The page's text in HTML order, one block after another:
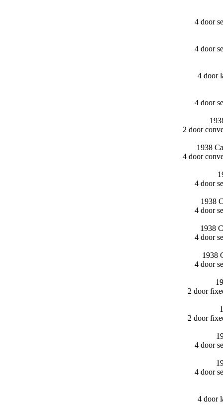
4 door
4 door
4 door
4 door
2 door
1938
4 door
4 door
1938
4 door
1938
4 door
1938
4 door
2 door
2 door
4 door
4 door
4 door